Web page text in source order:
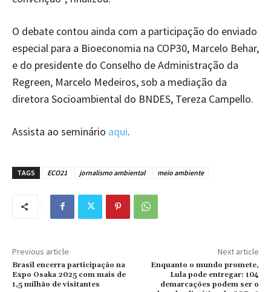
O debate contou ainda com a participação do enviado
especial para a Bioeconomia na COP30, Marcelo Behar,
e do presidente do Conselho de Administração da
Regreen, Marcelo Medeiros, sob a mediação da
diretora Socioambiental do BNDES, Tereza Campello.
Assista ao seminário aqui.
TAGS ECO21 jornalismo ambiental meio ambiente
Previous article
Brasil encerra participação na
Expo Osaka 2025 com mais de
1,5 milhão de visitantes
Next article
Enquanto o mundo promete,
Lula pode entregar: 104
demarcações podem ser o